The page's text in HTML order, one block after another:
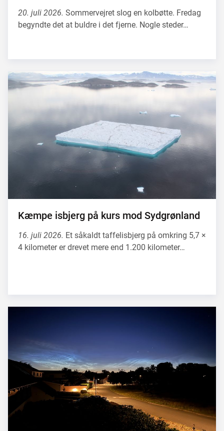
20. juli 2026. Sommervejret slog en kolbøtte. Fredag
begyndte det at buldre i det fjerne. Nogle steder…
Kæmpe isbjerg på kurs mod Sydgrønland
16. juli 2026. Et såkaldt taffelisbjerg på omkring 5,7 ×
4 kilometer er drevet mere end 1.200 kilometer…